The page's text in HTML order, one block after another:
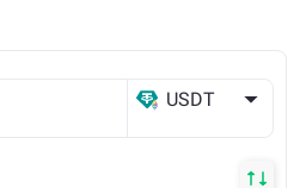
USDT